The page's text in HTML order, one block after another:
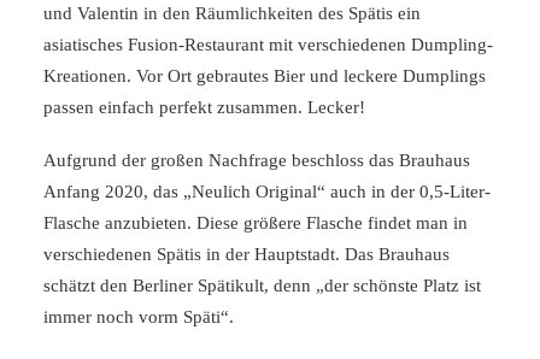
und Valentin in den Räumlichkeiten des Spätis ein
asiatisches Fusion-Restaurant mit verschiedenen Dumpling-
Kreationen. Vor Ort gebrautes Bier und leckere Dumplings
passen einfach perfekt zusammen. Lecker!
Aufgrund der großen Nachfrage beschloss das Brauhaus
Anfang 2020, das „Neulich Original“ auch in der 0,5-Liter-
Flasche anzubieten. Diese größere Flasche findet man in
verschiedenen Spätis in der Hauptstadt. Das Brauhaus
schätzt den Berliner Spätikult, denn „der schönste Platz ist
immer noch vorm Späti“.